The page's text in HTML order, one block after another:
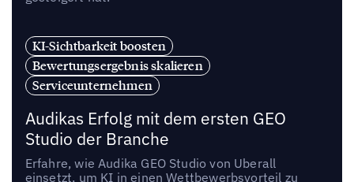
KI-Sichtbarkeit boosten
Bewertungsergebnis skalieren
Serviceunternehmen
Audikas Erfolg mit dem ersten GEO
Studio der Branche
Erfahre, wie Audika GEO Studio von Uberall
einsetzt, um KI in einen Wettbewerbsvorteil zu